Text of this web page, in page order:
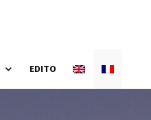
EDITO